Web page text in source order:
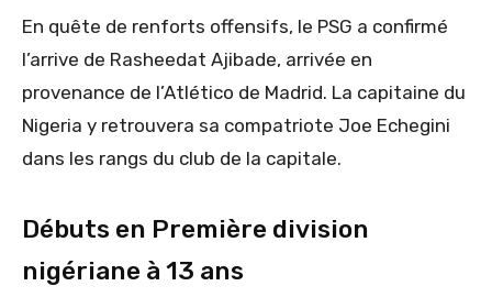
En quête de renforts offensifs, le PSG a confirmé
l’arrive de Rasheedat Ajibade, arrivée en
provenance de l’Atlético de Madrid. La capitaine du
Nigeria y retrouvera sa compatriote Joe Echegini
dans les rangs du club de la capitale.
Débuts en Première division
nigériane à 13 ans